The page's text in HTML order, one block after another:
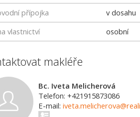
přípojka
v dosahu
vlastnictví
osobní
makléře
Bc. Iveta Melicherová
Telefon: +421915873086
E-mail: